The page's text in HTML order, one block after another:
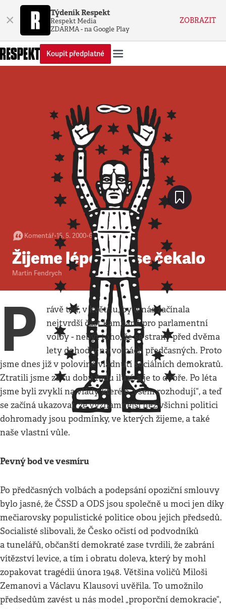
× Týdeník Respekt
Respekt Media
ZDARMA - na Google Play
ZOBRAZIT
Koupit předplatné
Komentář•15. 5. 2000•6 minut
Žijeme lépe, než se čekalo
Martin Fendrych
P
rávě teď, v květnu, by u nás začínala
nejtvrdší část kampaně pro parlamentní
volby - nebýt toho, že se strany před dvěma
lety dohodly na volbách předčasných. Proto
jsme dnes již v polovině vládnutí sociálních demokratů.
Ztratili jsme za tu dobu řadu iluzí, a je to dobře. Po léta
jsme byli zvyklí na vlády, které o „všem rozhodují“, a teď
se začíná ukazovat, že významnější než všichni politici
dohromady jsou podmínky, ve kterých žijeme, a také
naše vlastní vůle.
Pevný bod ve vesmíru
Po předčasných volbách a podepsání opoziční smlouvy
bylo jasné, že ČSSD a ODS jsou společně u moci jen díky
mečiarovsky populistické politice obou jejich předsedů.
Socialisté slibovali, že Česko očistí od podvodníků
a tunelářů, občanští demokraté zase tvrdili, že zabrání
vítězství levice, a tím i obratu doleva, který by mohl
zopakovat tragédii února 1948. Většina voličů Miloši
Zemanovi a Václavu Klausovi uvěřila. To umožnilo
předsedům zavést u nás model „proporční demokracie“,